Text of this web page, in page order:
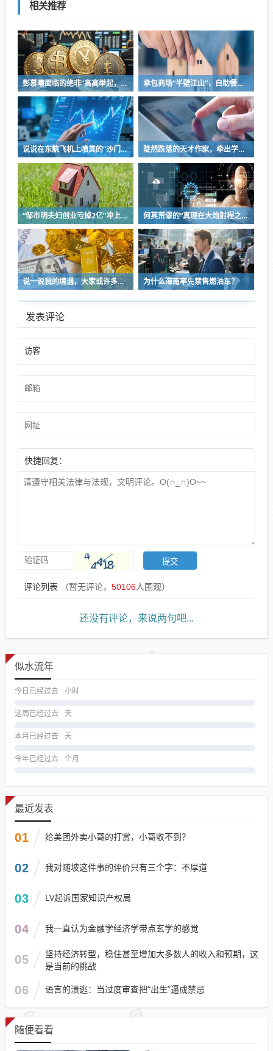
相关推荐
彭慕曦面临的绝非“高高举起，轻轻放下” 承包商场“半壁江山”，自助餐为什么越开越多？
说说在东航飞机上喷粪的“沙门世家” 陡然跌落的天才作家，牵出学界一个惊人的造假联盟
“邹市明夫妇创业亏掉2亿”冲上热搜！妻子冉莹颖自曝多个项目关停，不得不卖房偿债！ 何其荒谬的“真理在大炮射程之内”
说一说我的境遇，大家或许多少能对于长沙这座城的人事物有些体会 为什么海南率先禁售燃油车？
发表评论
快捷回复：
评论列表 （暂无评论， 50106人围观）
还没有评论，来说两句吧...
似水流年
今日已经过去 小时
这周已经过去 天
本月已经过去 天
今年已经过去 个月
最近发表
01 给美团外卖小哥的打赏，小哥收不到？
02 我对随坡这件事的评价只有三个字：不厚道
03 LV起诉国家知识产权局
04 我一直认为金融学经济学带点玄学的感觉
05
坚持经济转型，稳住甚至增加大多数人的收入和预期，这
是当前的挑战
06 语言的溃逃：当过度审查把“出生”逼成禁忌
随便看看